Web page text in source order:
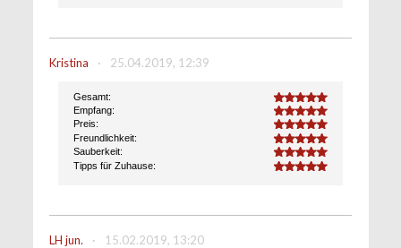
Kristina · 25.04.2019, 12:39
Gesamt: 5.0
Empfang: 5.0
Preis: 5.0
Freundlichkeit: 5.0
Sauberkeit: 5.0
Tipps für Zuhause: 5.0
LH jun. ·
15.02.2019, 13:20